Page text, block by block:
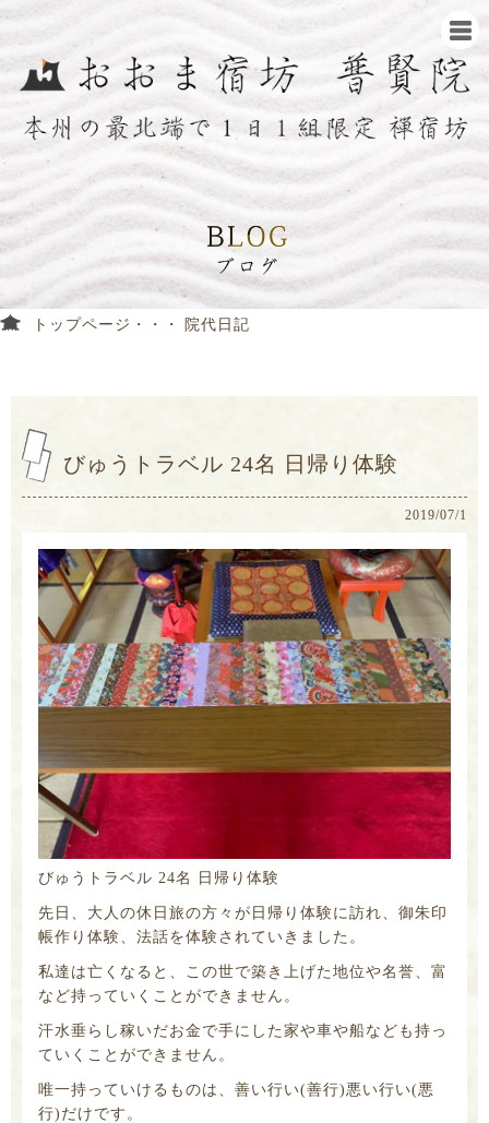
トップページ 院代日記
びゅうトラベル 24名 日帰り体験
2019/07/1
びゅうトラベル 24名 日帰り体験
先日、大人の休日旅の方々が日帰り体験に訪れ、御朱印
帳作り体験、法話を体験されていきました。
私達は亡くなると、この世で築き上げた地位や名誉、富
など持っていくことができません。
汗水垂らし稼いだお金で手にした家や車や船なども持っ
ていくことができません。
唯一持っていけるものは、善い行い(善行)悪い行い(悪
行)だけです。